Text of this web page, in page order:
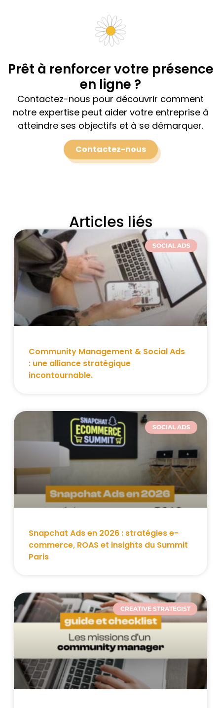
Prêt à renforcer votre présence
en ligne ?
Contactez-nous pour découvrir comment
notre expertise peut aider votre entreprise à
atteindre ses objectifs et à se démarquer.
Contactez-nous
Articles liés
SOCIAL ADS
Community Management & Social Ads
: une alliance stratégique
incontournable.
SOCIAL ADS
Snapchat Ads en 2026 : stratégies e-
commerce, ROAS et insights du Summit
Paris
CREATIVE STRATEGIST